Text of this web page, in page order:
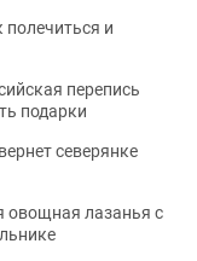
и
перепись
подарки
северянке
овощная лазанья с